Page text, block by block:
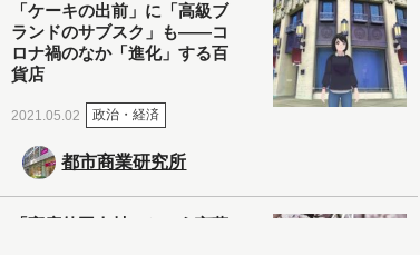
「ケーキの出前」に「高級ブ
ランドのサブスク」も――コ
ロナ禍のなか「進化」する百
貨店
2021.05.02 政治・経済
都市商業研究所
「高度外国人材」という言葉